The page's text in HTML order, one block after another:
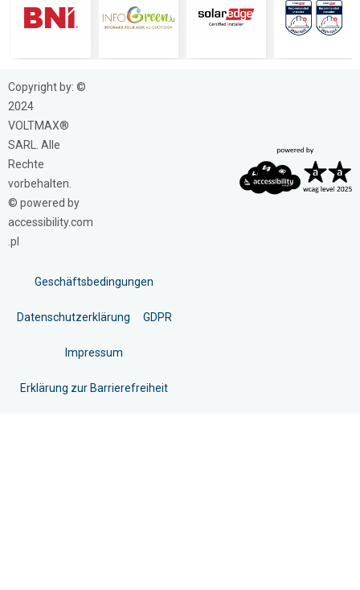
Copyright by: ©
2024
VOLTMAX®
SARL. Alle
Rechte
vorbehalten.
© powered by
accessibility.com
.pl
Geschäftsbedingungen
Datenschutzerklärung GDPR
Impressum
Erklärung zur Barrierefreiheit